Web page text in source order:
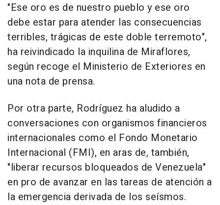
"Ese oro es de nuestro pueblo y ese oro
debe estar para atender las consecuencias
terribles, trágicas de este doble terremoto",
ha reivindicado la inquilina de Miraflores,
según recoge el Ministerio de Exteriores en
una nota de prensa.
Por otra parte, Rodríguez ha aludido a
conversaciones con organismos financieros
internacionales como el Fondo Monetario
Internacional (FMI), en aras de, también,
"liberar recursos bloqueados de Venezuela"
en pro de avanzar en las tareas de atención a
la emergencia derivada de los seísmos.